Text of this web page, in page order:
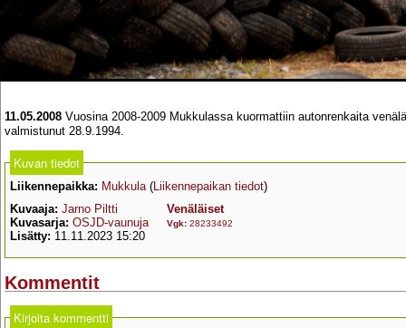
11.05.2008 Vuosina 2008-2009 Mukkulassa kuormattiin autonrenkaita
valmistunut 28.9.1994.
Kuvan tiedot
Liikennepaikka: Mukkula(Liikennepaikan tiedot)
Kuvaaja: Jarno Piltti
Kuvasarja: OSJD-vaunuja
Lisätty: 11.11.2023 15:20
Venäläiset
Vgk: 28233492
Kommentit
Kirjoita kommentti